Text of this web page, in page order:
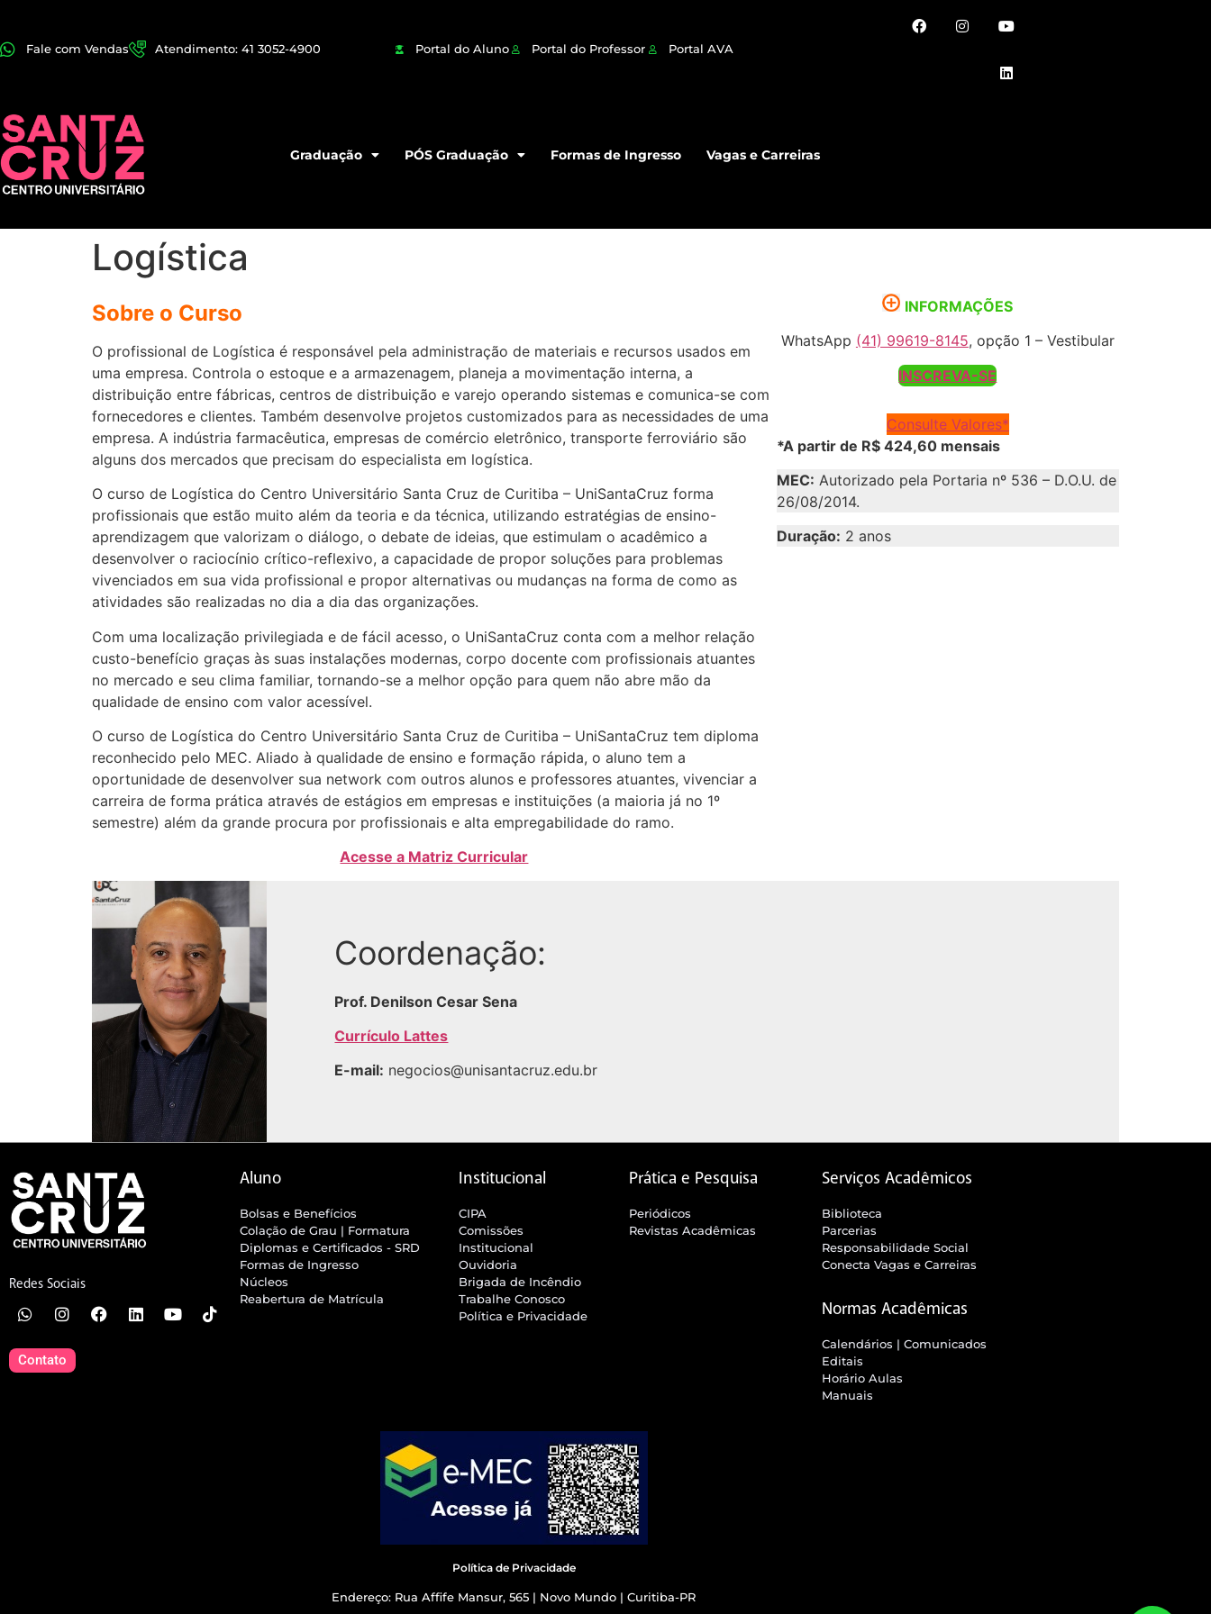
Fale com Vendas Atendimento: 41 3052-4900 Portal do Aluno Portal do Professor Portal AVA
Graduação PÓS Graduação Formas de Ingresso Vagas e Carreiras
Logística
Sobre o Curso
O profissional de Logística é responsável pela administração de materiais e recursos usados em
uma empresa. Controla o estoque e a armazenagem, planeja a movimentação interna, a
distribuição entre fábricas, centros de distribuição e varejo operando sistemas e comunica-se com
fornecedores e clientes. Também desenvolve projetos customizados para as necessidades de uma
empresa. A indústria farmacêutica, empresas de comércio eletrônico, transporte ferroviário são
alguns dos mercados que precisam do especialista em logística.
O curso de Logística do Centro Universitário Santa Cruz de Curitiba – UniSantaCruz forma
profissionais que estão muito além da teoria e da técnica, utilizando estratégias de ensino-
aprendizagem que valorizam o diálogo, o debate de ideias, que estimulam o acadêmico a
desenvolver o raciocínio crítico-reflexivo, a capacidade de propor soluções para problemas
vivenciados em sua vida profissional e propor alternativas ou mudanças na forma de como as
atividades são realizadas no dia a dia das organizações.
Com uma localização privilegiada e de fácil acesso, o UniSantaCruz conta com a melhor relação
custo-benefício graças às suas instalações modernas, corpo docente com profissionais atuantes
no mercado e seu clima familiar, tornando-se a melhor opção para quem não abre mão da
qualidade de ensino com valor acessível.
O curso de Logística do Centro Universitário Santa Cruz de Curitiba – UniSantaCruz tem diploma
reconhecido pelo MEC. Aliado à qualidade de ensino e formação rápida, o aluno tem a
oportunidade de desenvolver sua network com outros alunos e professores atuantes, vivenciar a
carreira de forma prática através de estágios em empresas e instituições (a maioria já no 1º
semestre) além da grande procura por profissionais e alta empregabilidade do ramo.
Acesse a Matriz Curricular
INFORMAÇÕES
WhatsApp (41) 99619-8145, opção 1 – Vestibular
INSCREVA-SE
Consulte Valores*
*A partir de R$ 424,60 mensais
MEC: Autorizado pela Portaria nº 536 – D.O.U. de
26/08/2014.
Duração: 2 anos
Coordenação:
Prof. Denilson Cesar Sena
Currículo Lattes
E-mail: negocios@unisantacruz.edu.br
Redes Sociais
Contato
Aluno
Bolsas e Benefícios
Colação de Grau | Formatura
Diplomas e Certificados - SRD
Formas de Ingresso
Núcleos
Reabertura de Matrícula
Institucional
CIPA
Comissões
Institucional
Ouvidoria
Brigada de Incêndio
Trabalhe Conosco
Política e Privacidade
Prática e Pesquisa
Periódicos
Revistas Acadêmicas
Serviços Acadêmicos
Biblioteca
Parcerias
Responsabilidade Social
Conecta Vagas e Carreiras
Normas Acadêmicas
Calendários | Comunicados
Editais
Horário Aulas
Manuais
Política de Privacidade
Endereço: Rua Affife Mansur, 565 | Novo Mundo | Curitiba-PR